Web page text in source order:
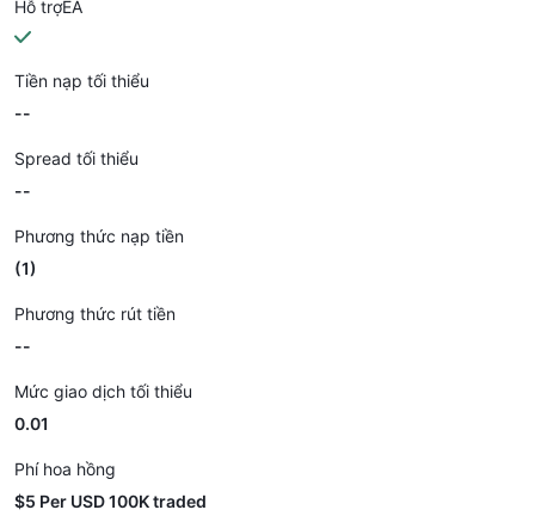
Hỗ trợEA
Tiền nạp tối thiểu
--
Spread tối thiểu
--
Phương thức nạp tiền
(1)
Phương thức rút tiền
--
Mức giao dịch tối thiểu
0.01
Phí hoa hồng
$5 Per USD 100K traded